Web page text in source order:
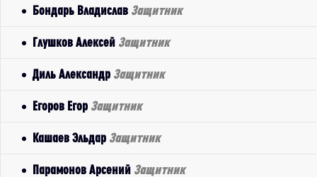
Бондарь Владислав Защитник
Глушков Алексей Защитник
Диль Александр Защитник
Егоров Егор Защитник
Кашаев Эльдар Защитник
Парамонов Арсений Защитник